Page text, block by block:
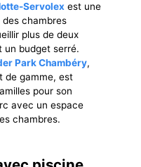
Servolex est une
chambres
plus de deux
un budget serré.
Park Chambéry,
de gamme, est
pour son
avec un espace
chambres.